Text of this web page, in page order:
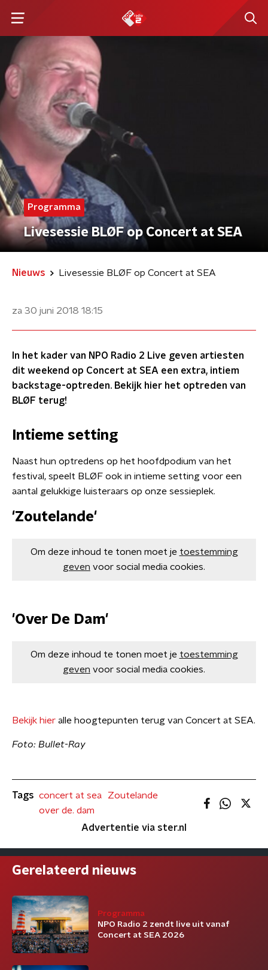
Programma
Livesessie BLØF op Concert at SEA
Nieuws Livesessie BLØF op Concert at SEA
za 30 juni 2018 18:15
In het kader van NPO Radio 2 Live geven artiesten
dit weekend op Concert at SEA een extra, intiem
backstage-optreden. Bekijk hier het optreden van
BLØF terug!
Intieme setting
​Naast hun optredens op het hoofdpodium van het
festival, speelt BLØF ook in intieme setting voor een
aantal gelukkige luisteraars op onze sessieplek.
'Zoutelande'
Om deze inhoud te tonen moet je toestemming
geven voor social media cookies.
'Over De Dam'
Om deze inhoud te tonen moet je toestemming
geven voor social media cookies.
Bekijk hier alle hoogtepunten terug van Concert at SEA.
Foto: Bullet-Ray
Tags concert at sea
Zoutelande
over de. dam
Advertentie via ster.nl
Gerelateerd nieuws
Programma
NPO Radio 2 zendt live uit vanaf
Concert at SEA 2026